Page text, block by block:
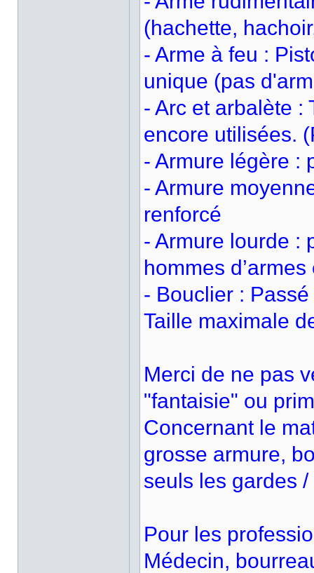
(hachette,
- Arme à feu :
unique (pas
- Arc et arbalète :
encore utilisées.
- Armure légère :
- Armure
renforcé
- Armure lourde :
hommes
- Bouclier :
Taille maximale
Merci de ne pas
"fantaisie" ou
Concernant le
grosse armure,
seuls les gardes
Pour les
Médecin,